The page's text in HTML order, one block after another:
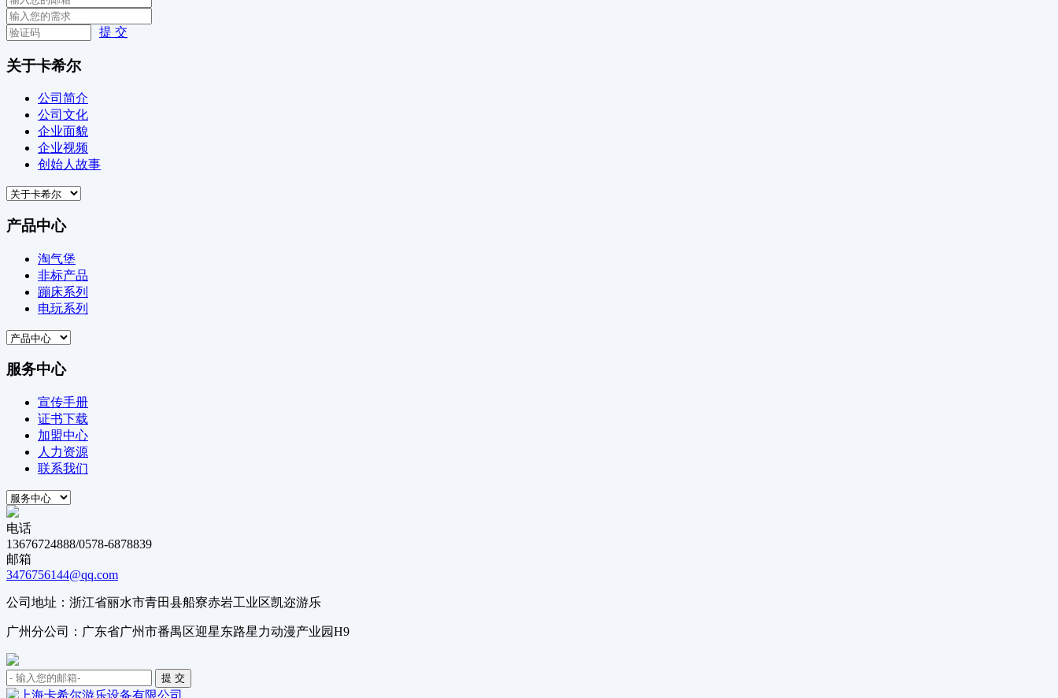
提 交
关于卡希尔
公司简介
公司文化
企业面貌
企业视频
创始人故事
产品中心
淘气堡
非标产品
蹦床系列
电玩系列
服务中心
宣传手册
证书下载
加盟中心
人力资源
联系我们
电话
13676724888/0578-6878839
邮箱
3476756144@qq.com
公司地址：浙江省丽水市青田县船寮赤岩工业区凯迩游乐
广州分公司：广东省广州市番禺区迎星东路星力动漫产业园H9